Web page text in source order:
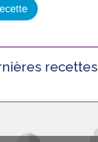
recettes